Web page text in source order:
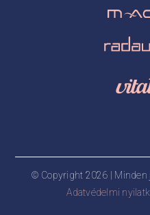
© Copyright 2026 | Minden
Adatvédelmi